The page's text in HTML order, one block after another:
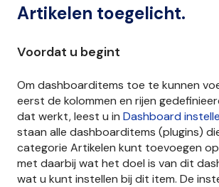
Artikelen toegelicht.
Voordat u begint
Om dashboarditems toe te kunnen
eerst de kolommen en rijen
dat werkt, leest u in Dashboard
staan alle dashboarditems (plugins)
categorie Artikelen kunt toevoegen
met daarbij wat het doel is van dit
wat u kunt instellen bij dit item. De